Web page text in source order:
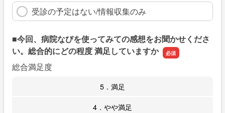
受診の予定はない/情報収集のみ
■今回、病院なびを使ってみての感想をお聞かせくださ
い。総合的にどの程度 満足していますか
総合満足度
5．満足
4．やや満足